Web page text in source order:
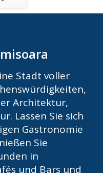
Stadt voller
Architektur,
Lassen Sie sich
Gastronomie
Sie
in
und Bars und